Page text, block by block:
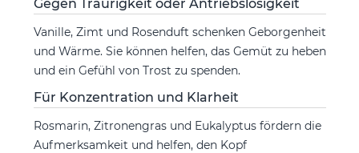
Gegen Traurigkeit oder Antriebslosigkeit
Vanille, Zimt und Rosenduft schenken Geborgenheit
und Wärme. Sie können helfen, das Gemüt zu heben
und ein Gefühl von Trost zu spenden.
Für Konzentration und Klarheit
Rosmarin, Zitronengras und Eukalyptus fördern die
Aufmerksamkeit und helfen, den Kopf